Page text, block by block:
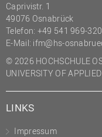
Caprivistr. 1
49076 Osnabrück
Telefon: +49 541 969-
E-Mail: ifm@hs-
© 2026 HOCHSCHULE
UNIVERSITY OF
LINKS
Impressum